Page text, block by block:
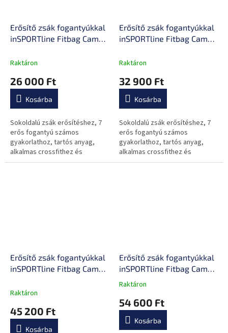
Erősítő zsák fogantyúkkal
inSPORTline Fitbag Camu
Raktáron
26 000 Ft
Kosárba
Sokoldalú zsák erősítéshez, 7
erős fogantyú számos
gyakorlathoz, tartós anyag,
alkalmas crossfithez és
köredzéshez.
Erősítő zsák fogantyúkkal
inSPORTline Fitbag Camu
Raktáron
32 900 Ft
Kosárba
Sokoldalú zsák erősítéshez, 7
erős fogantyú számos
gyakorlathoz, tartós anyag,
alkalmas crossfithez és
köredzéshez.
Erősítő zsák fogantyúkkal
inSPORTline Fitbag Camu
Raktáron
45 200 Ft
Kosárba
Erősítő zsák fogantyúkkal
inSPORTline Fitbag Camu
30 kg
A
átlagos
értékelése
Raktáron
54 600 Ft
Kosárba